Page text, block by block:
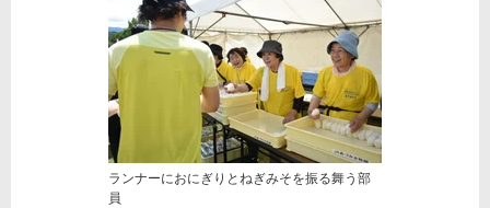
ランナーにおにぎりとねぎみそを振る舞う部
員